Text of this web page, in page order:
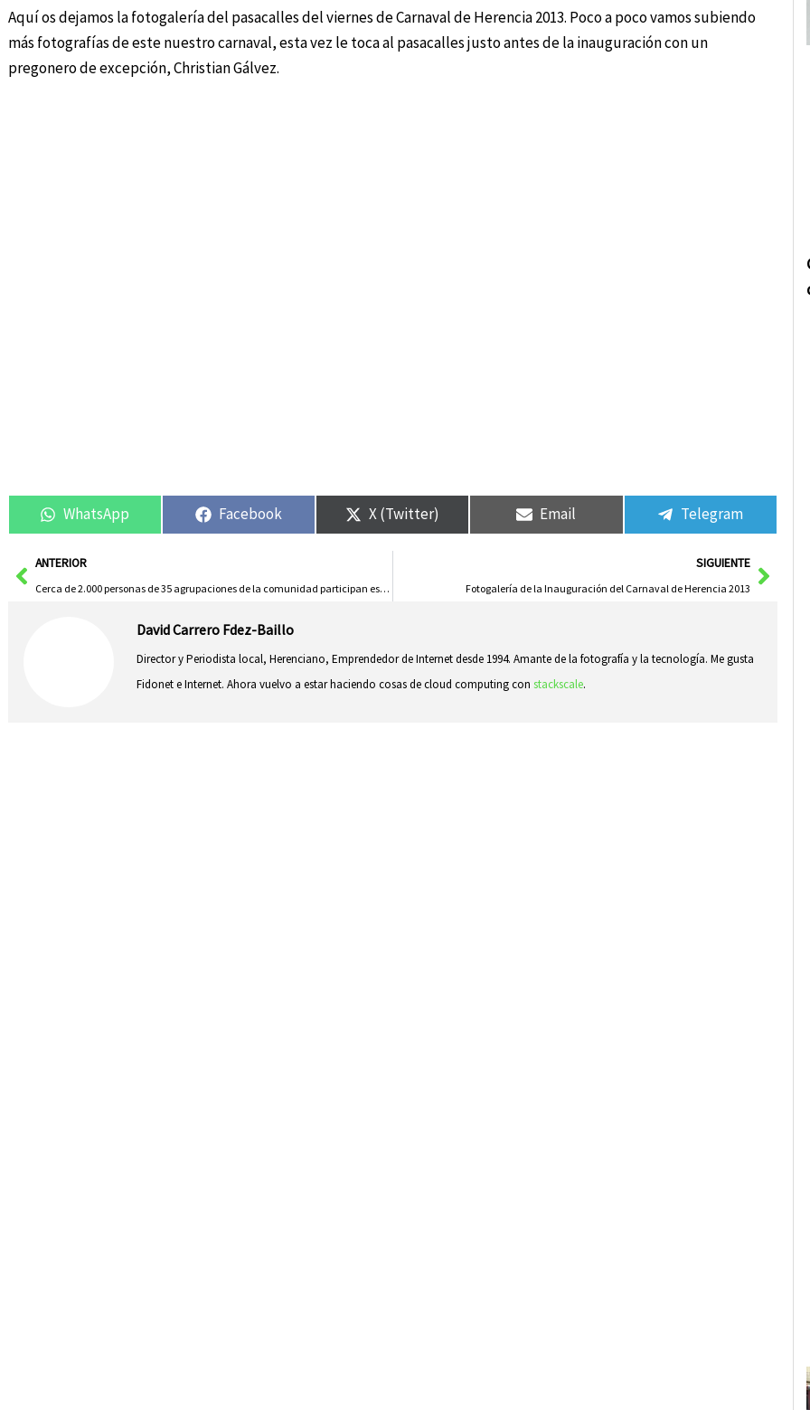
Aquí os dejamos la fotogalería del pasacalles del viernes de Carnaval de Herencia 2013. Poco a poco vamos subiendo
más fotografías de este nuestro carnaval, esta vez le toca al pasacalles justo antes de la inauguración con un
pregonero de excepción, Christian Gálvez.
WhatsApp Facebook X (Twitter) Email Telegram
AntANTERIOR
Cerca de 2.000 personas de 35 agrupaciones de la comunidad participan este martes en el día del Ofertorio de Herencia
SIGUIENTE
Fotogalería de la Inauguración del Carnaval de Herencia 2013
David Carrero Fdez-Baillo
Director y Periodista local, Herenciano, Emprendedor de Internet desde 1994. Amante de la fotografía y la tecnología. Me gusta
Fidonet e Internet. Ahora vuelvo a estar haciendo cosas de cloud computing con stackscale.